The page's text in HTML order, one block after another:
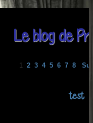
Le blog de
1 2 3 4 5 6 7 8
test